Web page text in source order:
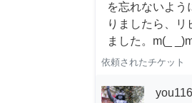
を忘れないよう
りましたら、
ました。m(_
依頼されたチケット